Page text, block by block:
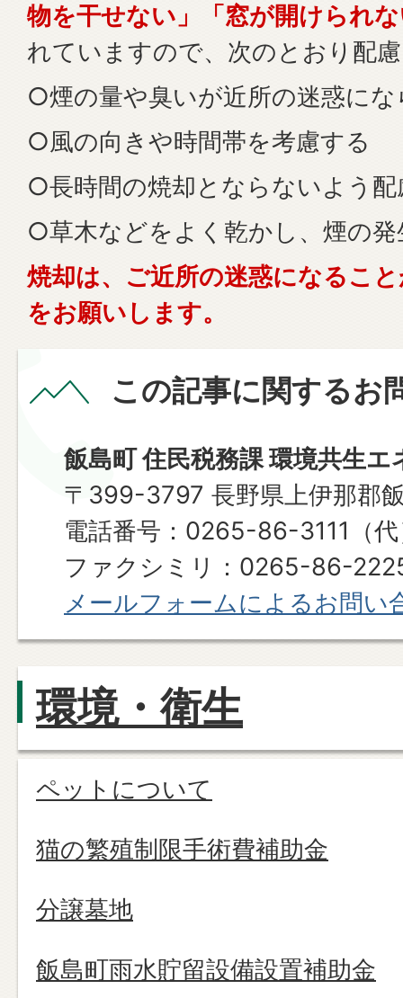
物を干せない」「窓が開けられ
れていますので、次のとおり配
○煙の量や臭いが近所の迷惑に
○風の向きや時間帯を考慮する
○長時間の焼却とならないよう配
○草木などをよく乾かし、煙の
焼却は、ご近所の迷惑になるこ
をお願いします。
この記事に関するお
飯島町 住民税務課 環境共生エ
〒399-3797 長野県上伊那郡
電話番号：0265-86-3111（
ファクシミリ：0265-86-
メールフォームによるお問い
環境・衛生
ペットについて
猫の繁殖制限手術費補助金
分譲墓地
飯島町雨水貯留設備設置補助金